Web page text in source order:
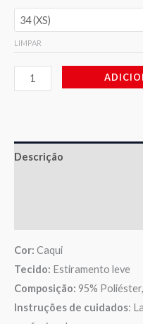
LIMPAR
Descrição
Cor: Caqui
Tecido: Estiramento leve
Composição: 95%
Instruções de cuidados: